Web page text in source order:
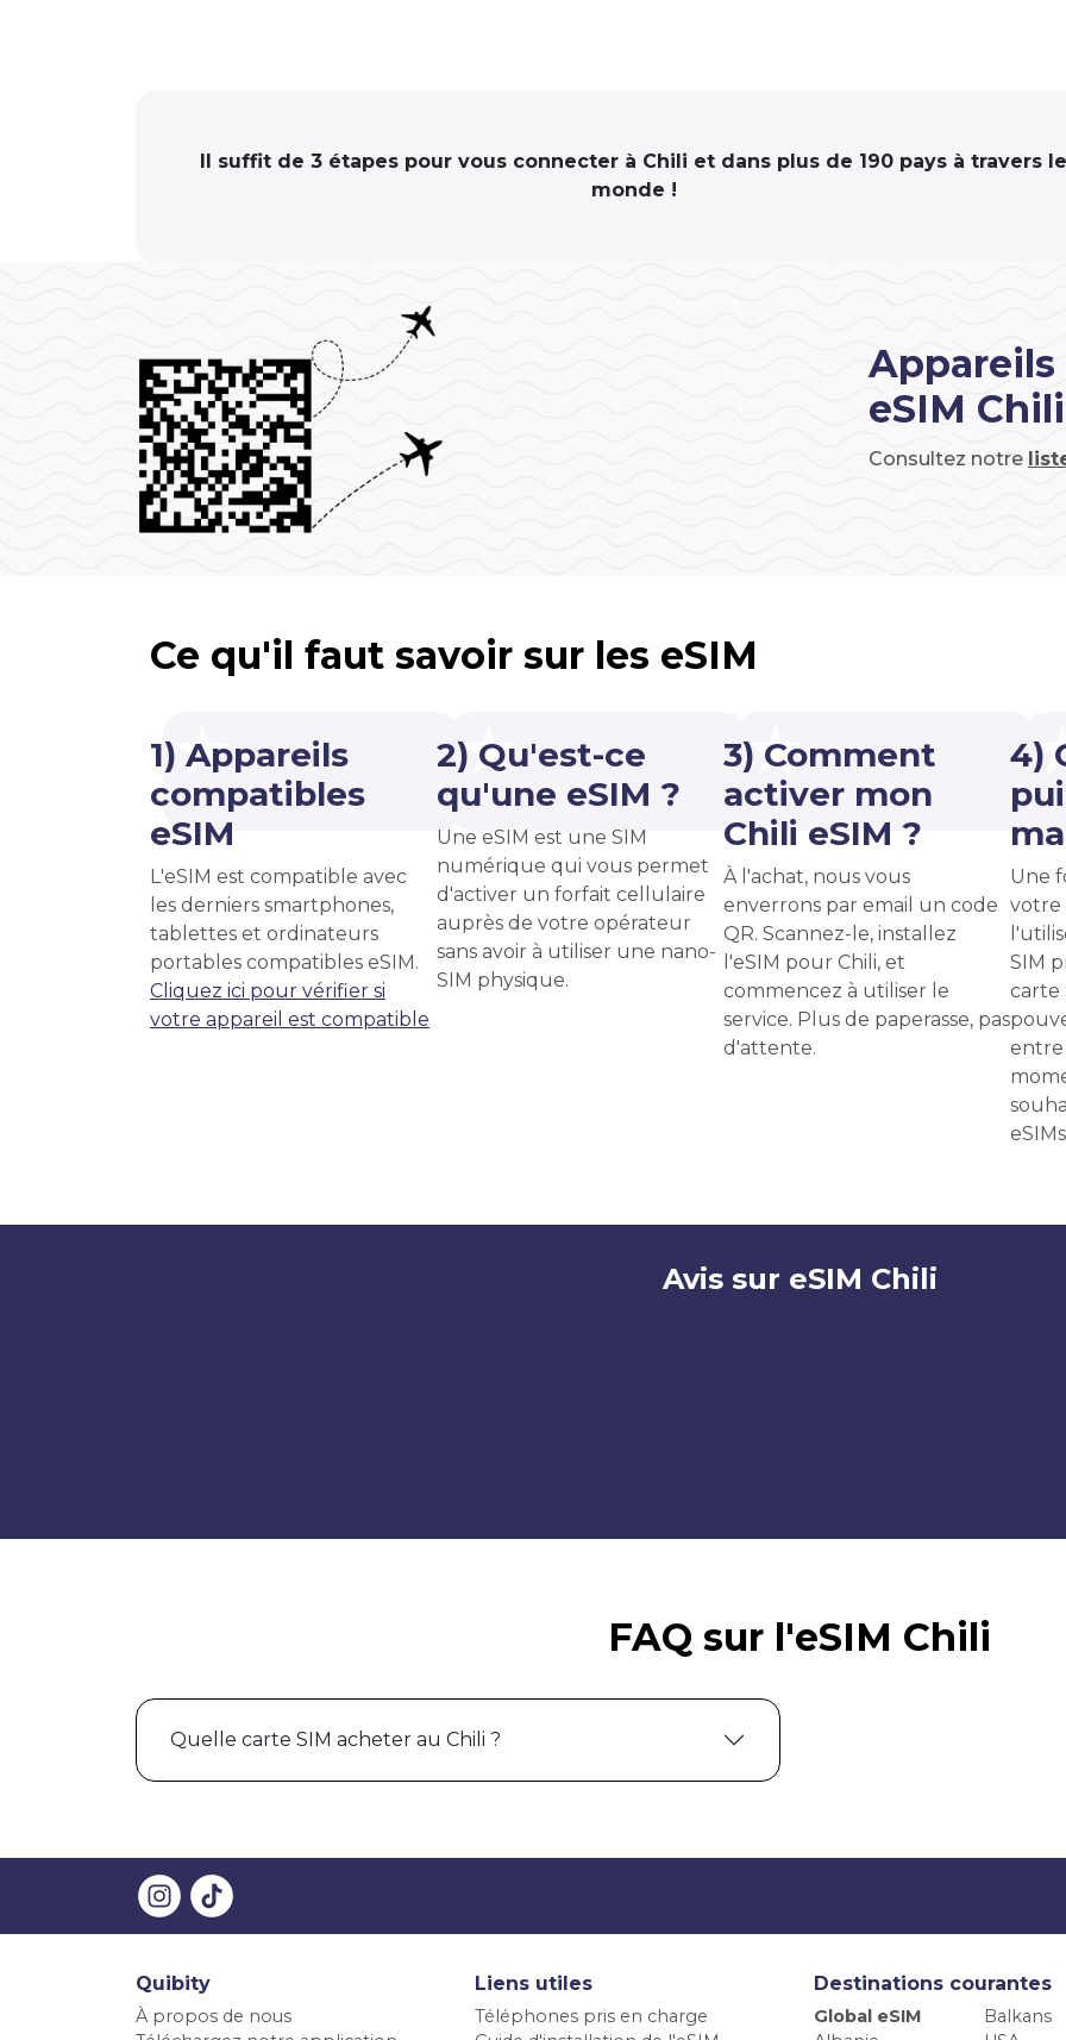
Il suffit de 3 étapes pour vous connecter à Chili et dans plus de 190 pays à travers le
monde !
eSIM Chili
Consultez notre
Ce qu'il faut savoir sur les eSIM
1) Appareils
compatibles
eSIM
L'eSIM est compatible avec
les derniers smartphones,
tablettes et ordinateurs
portables compatibles eSIM.
Cliquez ici pour vérifier si
votre appareil est compatible
2) Qu'est-ce
qu'une eSIM ?
Une eSIM est une SIM
numérique qui vous permet
d'activer un forfait cellulaire
auprès de votre opérateur
sans avoir à utiliser une nano-
SIM physique.
3) Comment
activer mon
Chili eSIM ?
À l'achat, nous vous
enverrons par email un code
QR. Scannez-le, installez
l'eSIM pour Chili, et
commencez à utiliser le
service. Plus de paperasse, pas
d'attente.
4)
Une
votre
SIM
carte
entre
Avis sur eSIM Chili
FAQ sur l'eSIM Chili
Quelle carte SIM acheter au Chili ?
Quibity
À propos de nous
Liens utiles
Téléphones pris en charge
Destinations courantes
Global eSIM
Balkans